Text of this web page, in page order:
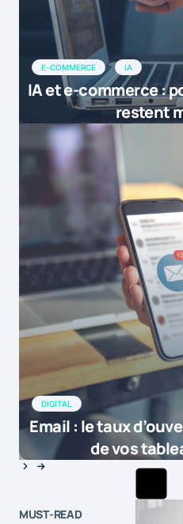
E-COMMERCE IA
IA et e-commerce :
restent
DIGITAL
Email : le taux
de vos
MUST-READ